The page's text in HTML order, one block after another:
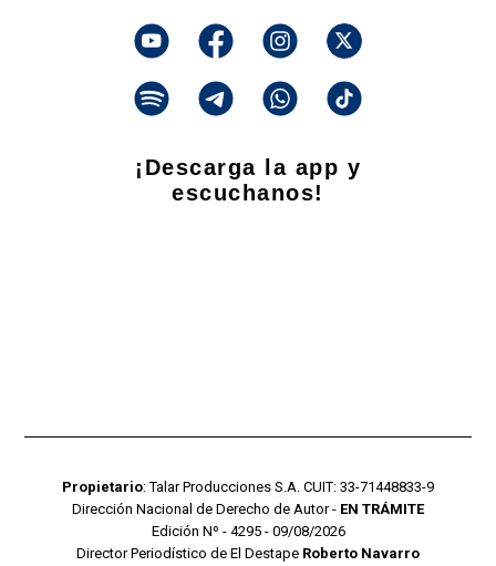
¡Descarga la app y
escuchanos!
Propietario: Talar Producciones S.A. CUIT: 33-71448833-9
Dirección Nacional de Derecho de Autor - EN TRÁMITE
Edición Nº - 4295 - 09/08/2026
Director Periodístico de El Destape Roberto Navarro